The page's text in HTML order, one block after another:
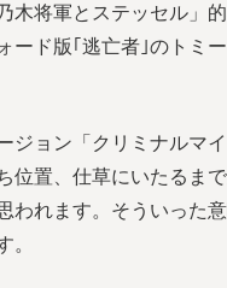
将軍とステッセル」
ド版｢逃亡者｣のトミ
ョン「クリミナルマ
置、仕草にいたるま
れます。そういった
。